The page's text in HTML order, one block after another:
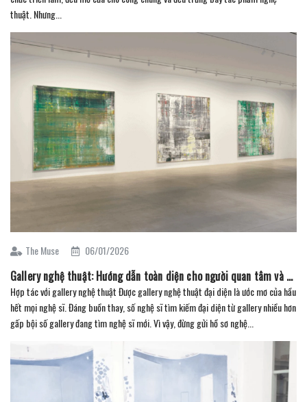
thuật. Nhưng...
The Muse 06/01/2026
Gallery nghệ thuật: Hướng dẫn toàn diện cho người quan tâm và sưu tầm (Phần 3)
Hợp tác với gallery nghệ thuật Được gallery nghệ thuật đại diện là ước mơ của hầu
hết mọi nghệ sĩ. Đáng buồn thay, số nghệ sĩ tìm kiếm đại diện từ gallery nhiều hơn
gấp bội số gallery đang tìm nghệ sĩ mới. Vì vậy, đừng gửi hồ sơ nghệ...